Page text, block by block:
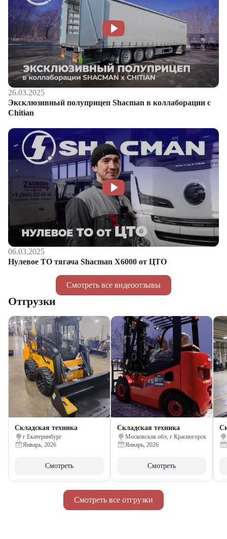
Смотреть все видеоотзывы
26.03.2025
Эксклюзивный полуприцеп Shacman в коллаборации с
Chitian
06.03.2025
Нулевое ТО тягача Shacman Х6000 от ЦТО
Смотреть все отгрузки
Отгрузки
Складская техника
г Екатеринбург
Январь, 2026
Смотреть
Складская техника
Московская обл, г Красногорск
Январь, 2026
Смотреть